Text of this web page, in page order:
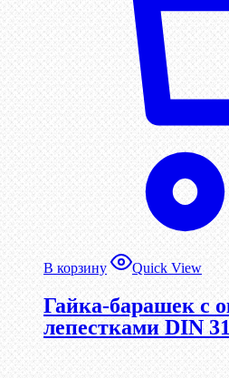
В корзину Quick View
Гайка-барашек с
лепестками DIN